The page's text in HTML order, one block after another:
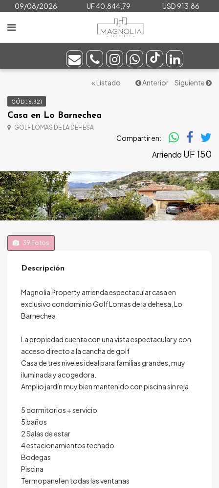
09/08/2026 UF 40.844,79 USD 913,86
« Listado Anterior Siguiente
CÓD.: 6.321
Casa en Lo Barnechea
GOLF LOMAS DE LA DEHESA
Compartir en:
Arriendo UF 150
39 Fotos
Descripción
Magnolia Property arrienda espectacular casa en
exclusivo condominio Golf Lomas de la dehesa, Lo
Barnechea.
La propiedad cuenta con una vista espectacular y con
acceso directo a la cancha de golf
Casa de tres niveles ideal para familias grandes, muy
iluminada y acogedora.
Amplio jardín muy bien mantenido con piscina sin reja.
5 dormitorios + servicio
5 baños
2 Salas de estar
4 estacionamientos techado
Bodegas
Piscina
Termopanel en todas las ventanas